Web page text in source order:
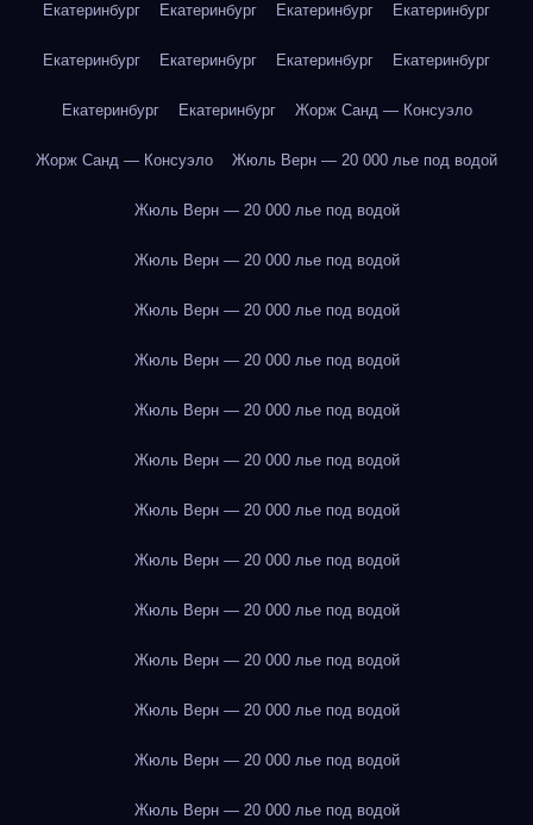
Екатеринбург Екатеринбург Екатеринбург Екатеринбург
Екатеринбург Екатеринбург Екатеринбург Екатеринбург
Екатеринбург Екатеринбург Жорж Санд — Консуэло
Жорж Санд — Консуэло Жюль Верн — 20 000 лье под водой
Жюль Верн — 20 000 лье под водой
Жюль Верн — 20 000 лье под водой
Жюль Верн — 20 000 лье под водой
Жюль Верн — 20 000 лье под водой
Жюль Верн — 20 000 лье под водой
Жюль Верн — 20 000 лье под водой
Жюль Верн — 20 000 лье под водой
Жюль Верн — 20 000 лье под водой
Жюль Верн — 20 000 лье под водой
Жюль Верн — 20 000 лье под водой
Жюль Верн — 20 000 лье под водой
Жюль Верн — 20 000 лье под водой
Жюль Верн — 20 000 лье под водой